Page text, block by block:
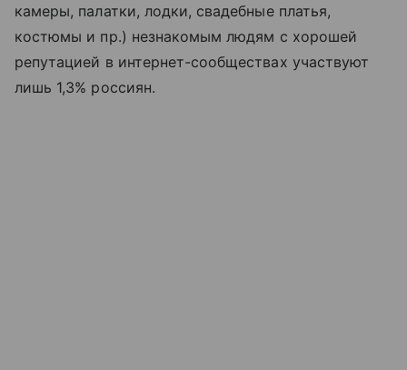
камеры, палатки, лодки, свадебные платья,
костюмы и пр.) незнакомым людям с хорошей
репутацией в интернет-сообществах участвуют
лишь 1,3% россиян.